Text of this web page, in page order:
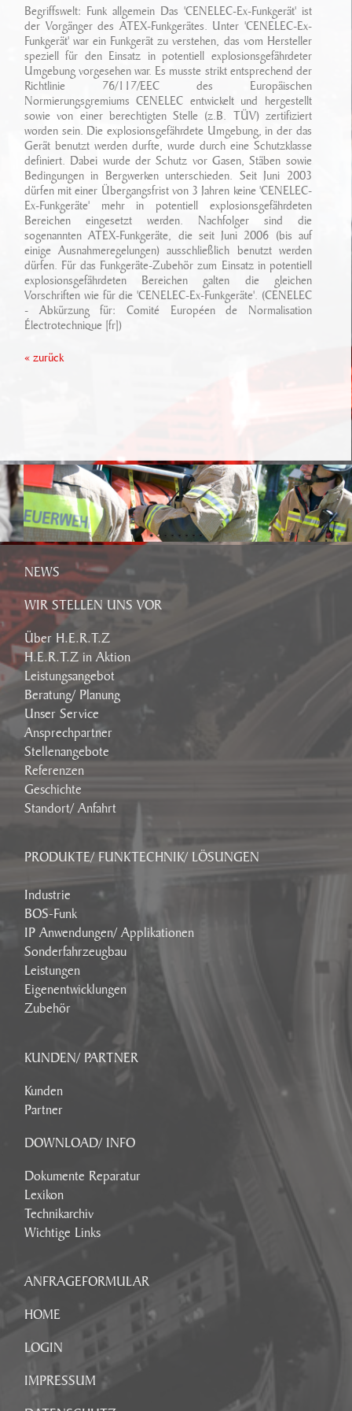
Ansprechpartner
Stellenangebote
Referenzen
Geschichte
Standort/ Anfahrt
Sonderfahrzeugbau
Leistungen
Eigenentwicklungen
Zubehör
Technikarchiv
Wichtige Links
Begriffswelt: Funk allgemein Das 'CENELEC-Ex-Funkgerät' ist
der Vorgänger des ATEX-Funkgerätes. Unter 'CENELEC-Ex-
Funkgerät' war ein Funkgerät zu verstehen, das vom Hersteller
speziell für den Einsatz in potentiell explosionsgefährdeter
Umgebung vorgesehen war. Es musste strikt entsprechend der
Richtlinie 76/117/EEC des Europäischen
Normierungsgremiums CENELEC entwickelt und hergestellt
sowie von einer berechtigten Stelle (z.B. TÜV) zertifiziert
worden sein. Die explosionsgefährdete Umgebung, in der das
Gerät benutzt werden durfte, wurde durch eine Schutzklasse
definiert. Dabei wurde der Schutz vor Gasen, Stäben sowie
Bedingungen in Bergwerken unterschieden. Seit Juni 2003
dürfen mit einer Übergangsfrist von 3 Jahren keine 'CENELEC-
Ex-Funkgeräte' mehr in potentiell explosionsgefährdeten
Bereichen eingesetzt werden. Nachfolger sind die
sogenannten ATEX-Funkgeräte, die seit Juni 2006 (bis auf
einige Ausnahmeregelungen) ausschließlich benutzt werden
dürfen. Für das Funkgeräte-Zubehör zum Einsatz in potentiell
explosionsgefährdeten Bereichen galten die gleichen
Vorschriften wie für die 'CENELEC-Ex-Funkgeräte'. (CENELEC
- Abkürzung für: Comité Européen de Normalisation
Électrotechnique [fr])
« zurück
NEWS
WIR STELLEN UNS VOR
Über H.E.R.T.Z
H.E.R.T.Z in Aktion
Leistungsangebot
Beratung/ Planung
Unser Service
Ansprechpartner
Stellenangebote
Referenzen
Geschichte
Standort/ Anfahrt
PRODUKTE/ FUNKTECHNIK/ LÖSUNGEN
Industrie
BOS-Funk
IP Anwendungen/ Applikationen
Sonderfahrzeugbau
Leistungen
Eigenentwicklungen
Zubehör
KUNDEN/ PARTNER
Kunden
Partner
DOWNLOAD/ INFO
Dokumente Reparatur
Lexikon
Technikarchiv
Wichtige Links
ANFRAGEFORMULAR
HOME
LOGIN
IMPRESSUM